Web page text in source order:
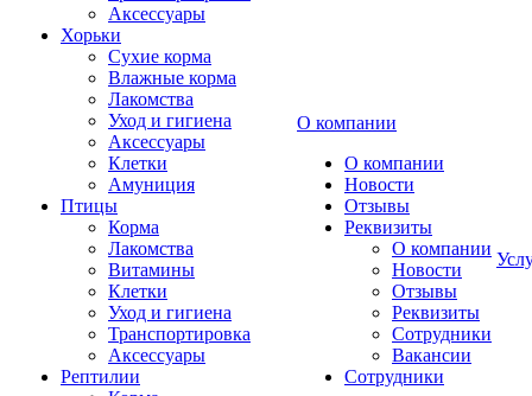
Аксессуары
Хорьки
Сухие корма
Влажные корма
Лакомства
Уход и гигиена
Аксессуары
Клетки
Амуниция
Птицы
Корма
Лакомства
Витамины
Клетки
Уход и гигиена
Транспортировка
Аксессуары
Рептилии
О компании
О компании
Новости
Отзывы
Реквизиты
О компании
Новости
Отзывы
Реквизиты
Сотрудники
Вакансии
Сотрудники